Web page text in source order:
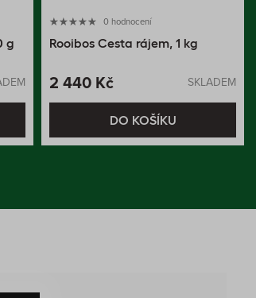
g
0 hodnocení
Rooibos Cesta rájem, 1 kg
2 440 Kč SKLADEM
DO KOŠÍKU